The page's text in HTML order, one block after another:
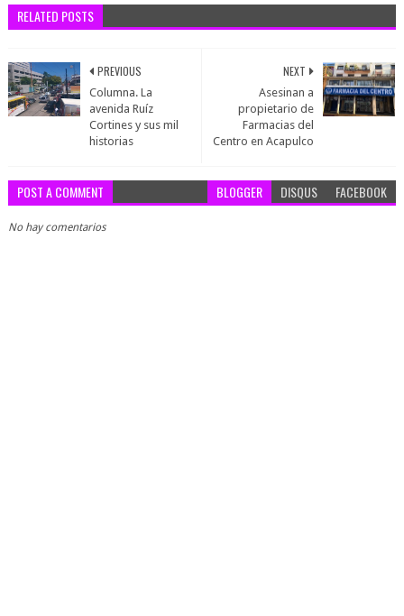
RELATED POSTS
NEXT
Asesinan a
propietario de
Farmacias del
Centro en Acapulco
PREVIOUS
Columna. La
avenida Ruíz
Cortines y sus mil
historias
POST A COMMENT BLOGGER DISQUS FACEBOOK
No hay comentarios